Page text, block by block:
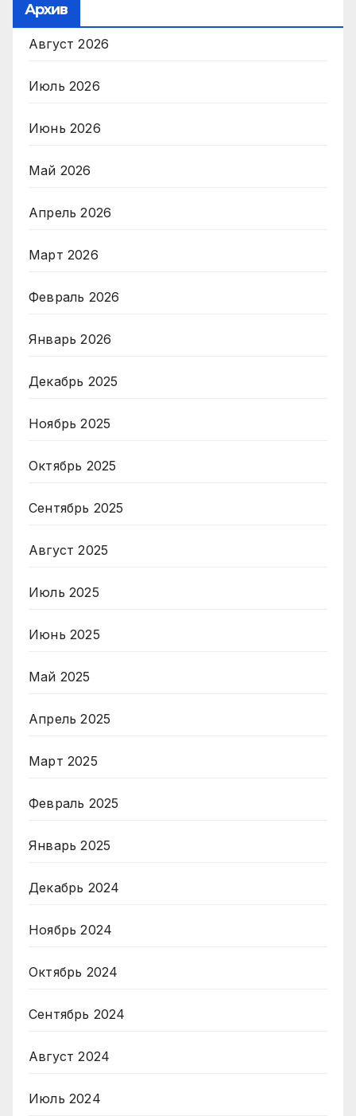
Архив
Август 2026
Июль 2026
Июнь 2026
Май 2026
Апрель 2026
Март 2026
Февраль 2026
Январь 2026
Декабрь 2025
Ноябрь 2025
Октябрь 2025
Сентябрь 2025
Август 2025
Июль 2025
Июнь 2025
Май 2025
Апрель 2025
Март 2025
Февраль 2025
Январь 2025
Декабрь 2024
Ноябрь 2024
Октябрь 2024
Сентябрь 2024
Август 2024
Июль 2024